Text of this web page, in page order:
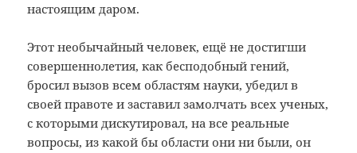
настоящим даром.
Этот необычайный человек, ещё не достигши
совершеннолетия, как бесподобный гений,
бросил вызов всем областям науки, убедил в
своей правоте и заставил замолчать всех ученых,
с которыми дискутировал, на все реальные
вопросы, из какой бы области они ни были, он